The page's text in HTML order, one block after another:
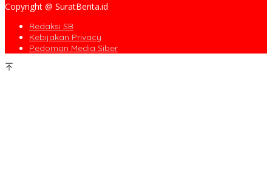
Copyright @ SuratBerita.id
Redaksi SB
Kebijakan Privacy
Pedoman Media Siber